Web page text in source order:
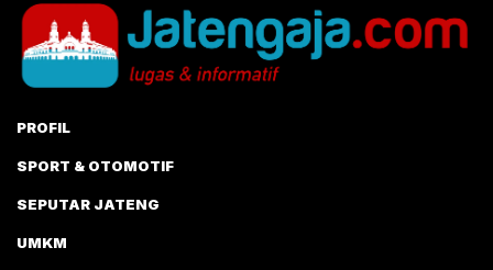
PROFIL
SPORT & OTOMOTIF
SEPUTAR JATENG
UMKM